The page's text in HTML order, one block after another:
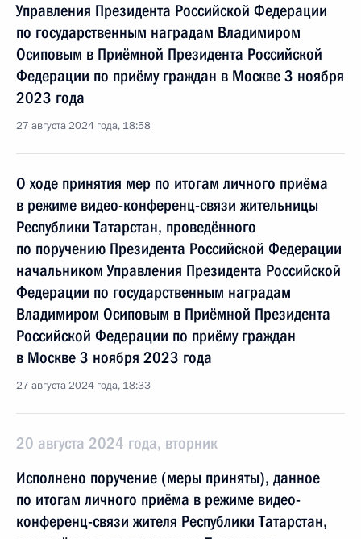
Управления Президента Российской Федерации
по государственным наградам Владимиром
Осиповым в Приёмной Президента Российской
Федерации по приёму граждан в Москве 3 ноября
2023 года
27 августа 2024 года, 18:58
О ходе принятия мер по итогам личного приёма
в режиме видео-конференц-связи жительницы
Республики Татарстан, проведённого
по поручению Президента Российской Федерации
начальником Управления Президента Российской
Федерации по государственным наградам
Владимиром Осиповым в Приёмной Президента
Российской Федерации по приёму граждан
в Москве 3 ноября 2023 года
27 августа 2024 года, 18:33
20 августа 2024 года, вторник
Исполнено поручение (меры приняты), данное
по итогам личного приёма в режиме видео-
конференц-связи жителя Республики Татарстан,